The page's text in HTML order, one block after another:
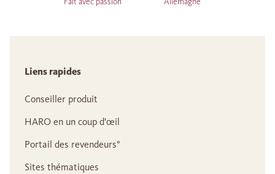
Liens rapides
Conseiller produit
HARO en un coup d'œil
Portail des revendeurs°
Sites thématiques